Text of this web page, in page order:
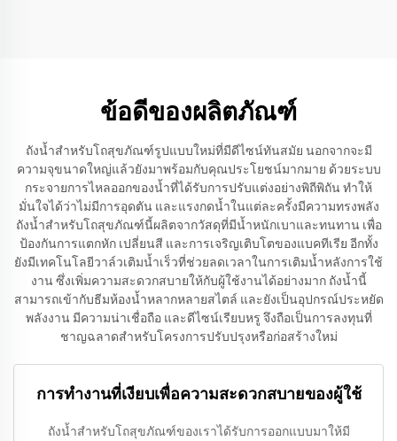
ข้อดีของผลิตภัณฑ์
ถังน้ำสำหรับโถสุขภัณฑ์รูปแบบใหม่ที่มีดีไซน์ทันสมัย นอกจากจะมี
ความจุขนาดใหญ่แล้วยังมาพร้อมกับคุณประโยชน์มากมาย ด้วยระบบ
กระจายการไหลออกของน้ำที่ได้รับการปรับแต่งอย่างพิถีพิถัน ทำให้
มั่นใจได้ว่าไม่มีการอุดตัน และแรงกดน้ำในแต่ละครั้งมีความทรงพลัง
ถังน้ำสำหรับโถสุขภัณฑ์นี้ผลิตจากวัสดุที่มีน้ำหนักเบาและทนทาน เพื่อ
ป้องกันการแตกหัก เปลี่ยนสี และการเจริญเติบโตของแบคทีเรีย อีกทั้ง
ยังมีเทคโนโลยีวาล์วเติมน้ำเร็วที่ช่วยลดเวลาในการเติมน้ำหลังการใช้
งาน ซึ่งเพิ่มความสะดวกสบายให้กับผู้ใช้งานได้อย่างมาก ถังน้ำนี้
สามารถเข้ากับธีมห้องน้ำหลากหลายสไตล์ และยังเป็นอุปกรณ์ประหยัด
พลังงาน มีความน่าเชื่อถือ และดีไซน์เรียบหรู จึงถือเป็นการลงทุนที่
ชาญฉลาดสำหรับโครงการปรับปรุงหรือก่อสร้างใหม่
การทำงานที่เงียบเพื่อความสะดวกสบายของผู้ใช้
ถังน้ำสำหรับโถสุขภัณฑ์ของเราได้รับการออกแบบมาให้มี